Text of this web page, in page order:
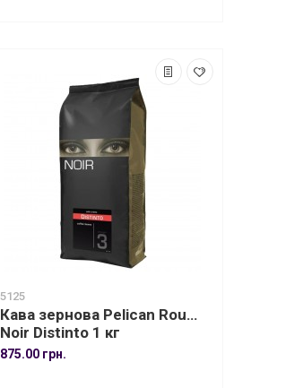
5125
Кава зернова Pelican Rouge
Noir Distinto 1 кг
875.00 грн.